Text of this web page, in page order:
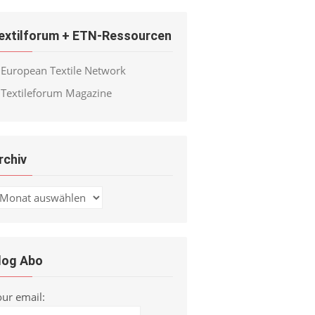
+ ETN-Ressourcen
European Textile Network
Textileforum Magazine
Abo
email: